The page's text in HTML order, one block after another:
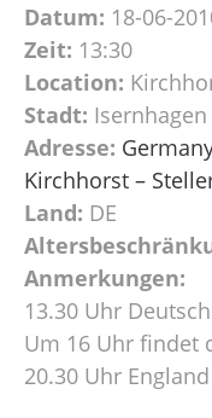
Datum: 18-06-
Zeit: 13:30
Location:
Stadt:
Adresse:
Kirchhorst –
Land: DE
Anmerkungen:
13.30 Uhr
Um 16 Uhr findet
20.30 Uhr